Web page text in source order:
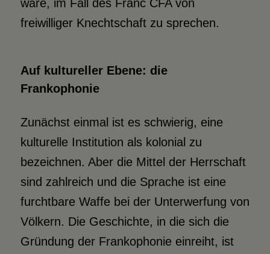
wäre, im Fall des Franc CFA von
freiwilliger Knechtschaft zu sprechen.
Auf kultureller Ebene: die
Frankophonie
Zunächst einmal ist es schwierig, eine
kulturelle Institution als kolonial zu
bezeichnen. Aber die Mittel der Herrschaft
sind zahlreich und die Sprache ist eine
furchtbare Waffe bei der Unterwerfung von
Völkern. Die Geschichte, in die sich die
Gründung der Frankophonie einreiht, ist